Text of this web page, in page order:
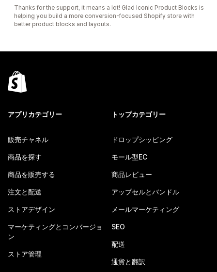
Thanks for the support, it means a lot! Glad Iconic Product Blocks is
helping you build a more conversion-focused Shopify store with
better product blocks and layouts.
アプリカテゴリー
販売チャネル
商品を探す
商品を販売する
注文と配送
ストアデザイン
マーケティングとコンバージョ
ン
ストア管理
トップカテゴリー
ドロップシッピング
モール型EC
商品レビュー
アップセルとバンドル
メールマーケティング
SEO
配送
通貨と翻訳